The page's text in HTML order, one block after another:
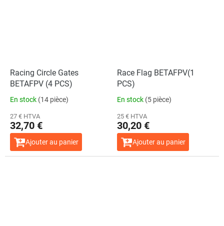
Racing Circle Gates
BETAFPV (4 PCS)
En stock (14 pièce)
27 € HTVA
32,70 €
Ajouter au panier
Race Flag BETAFPV(1
PCS)
En stock (5 pièce)
25 € HTVA
30,20 €
Ajouter au panier